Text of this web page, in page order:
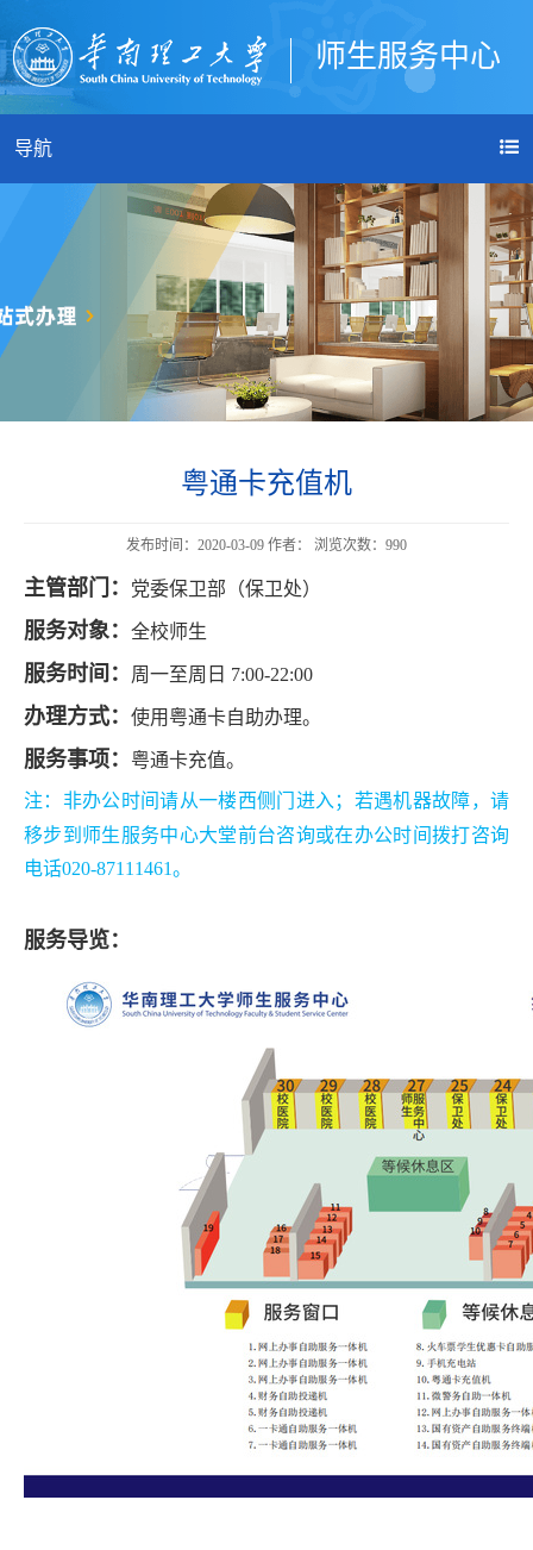
师生服务中心
登录
导航
粤通卡充值机
发布时间：2020-03-09 作者： 浏览次数： 990
主管部门： 党委保卫部（保卫处）
服务对象： 全校师生
服务时间： 周一至周日 7:00-22:00
办理方式： 使用粤通卡自助办理。
服务事项：
粤通卡充值。
注： 非办公时间请从一楼西侧门进入； 若遇机器故障，请
移步到师生服务中心大堂前台咨询或在办公时间拨打咨询
电话020-87111461。
服务导览：